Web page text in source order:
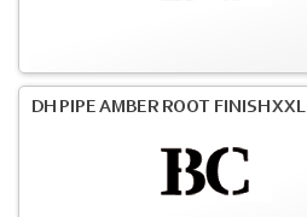
DH PIPE AMBER ROOT FINISH XXL